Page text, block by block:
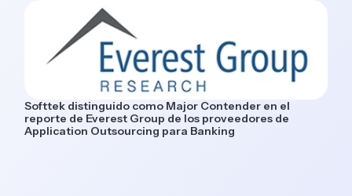
Softtek distinguido como Major Contender en el
reporte de Everest Group de los proveedores de
Application Outsourcing para Banking